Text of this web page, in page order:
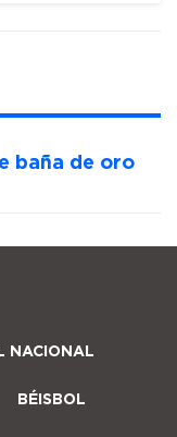
baña de oro
NACIONAL
BÉISBOL